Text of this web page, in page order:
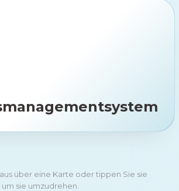
über eine Karte oder tippen Sie sie
um sie umzudrehen.